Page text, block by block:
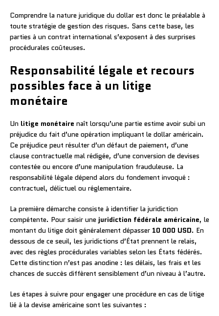
Comprendre la nature juridique du dollar est donc le préalable à
toute stratégie de gestion des risques. Sans cette base, les
parties à un contrat international s’exposent à des surprises
procédurales coûteuses.
Responsabilité légale et recours
possibles face à un litige
monétaire
Un litige monétaire naît lorsqu’une partie estime avoir subi un
préjudice du fait d’une opération impliquant le dollar américain.
Ce préjudice peut résulter d’un défaut de paiement, d’une
clause contractuelle mal rédigée, d’une conversion de devises
contestée ou encore d’une manipulation frauduleuse. La
responsabilité légale dépend alors du fondement invoqué :
contractuel, délictuel ou réglementaire.
La première démarche consiste à identifier la juridiction
compétente. Pour saisir une juridiction fédérale américaine, le
montant du litige doit généralement dépasser 10 000 USD. En
dessous de ce seuil, les juridictions d’État prennent le relais,
avec des règles procédurales variables selon les États fédérés.
Cette distinction n’est pas anodine : les délais, les frais et les
chances de succès diffèrent sensiblement d’un niveau à l’autre.
Les étapes à suivre pour engager une procédure en cas de litige
lié à la devise américaine sont les suivantes :